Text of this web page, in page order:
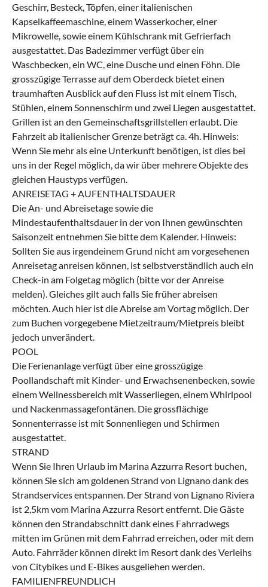
Geschirr, Besteck, Töpfen, einer italienischen
Kapselkaffeemaschine, einem Wasserkocher, einer
Mikrowelle, sowie einem Kühlschrank mit Gefrierfach
ausgestattet. Das Badezimmer verfügt über ein
Waschbecken, ein WC, eine Dusche und einen Föhn. Die
grosszügige Terrasse auf dem Oberdeck bietet einen
traumhaften Ausblick auf den Fluss ist mit einem Tisch,
Stühlen, einem Sonnenschirm und zwei Liegen ausgestattet.
Grillen ist an den Gemeinschaftsgrillstellen erlaubt. Die
Fahrzeit ab italienischer Grenze beträgt ca. 4h. Hinweis:
Wenn Sie mehr als eine Unterkunft benötigen, ist dies bei
uns in der Regel möglich, da wir über mehrere Objekte des
gleichen Haustyps verfügen.
ANREISETAG + AUFENTHALTSDAUER
Die An- und Abreisetage sowie die
Mindestaufenthaltsdauer in der von Ihnen gewünschten
Saisonzeit entnehmen Sie bitte dem Kalender. Hinweis:
Sollten Sie aus irgendeinem Grund nicht am vorgesehenen
Anreisetag anreisen können, ist selbstverständlich auch ein
Check-in am Folgetag möglich (bitte vor der Anreise
melden). Gleiches gilt auch falls Sie früher abreisen
möchten. Auch hier ist die Abreise am Vortag möglich. Der
zum Buchen vorgegebene Mietzeitraum/Mietpreis bleibt
jedoch unverändert.
POOL
Die Ferienanlage verfügt über eine grosszügige
Poollandschaft mit Kinder- und Erwachsenenbecken, sowie
einem Wellnessbereich mit Wasserliegen, einem Whirlpool
und Nackenmassagefontänen. Die grossflächige
Sonnenterrasse ist mit Sonnenliegen und Schirmen
ausgestattet.
STRAND
Wenn Sie Ihren Urlaub im Marina Azzurra Resort buchen,
können Sie sich am goldenen Strand von Lignano dank des
Strandservices entspannen. Der Strand von Lignano Riviera
ist 2,5km vom Marina Azzurra Resort entfernt. Die Gäste
können den Strandabschnitt dank eines Fahrradwegs
mitten im Grünen mit dem Fahrrad erreichen, oder mit dem
Auto. Fahrräder können direkt im Resort dank des Verleihs
von Citybikes und E-Bikes ausgeliehen werden.
FAMILIENFREUNDLICH